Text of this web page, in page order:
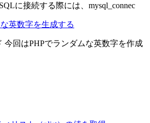
に接続する際には、mysql_connec
英数字を生成する
今回はPHPでランダムな英数字を作成